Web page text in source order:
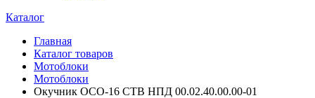
Каталог
Главная
Каталог товаров
Мотоблоки
Мотоблоки
Окучник ОСО-16 СТВ НПД 00.02.40.00.00-01